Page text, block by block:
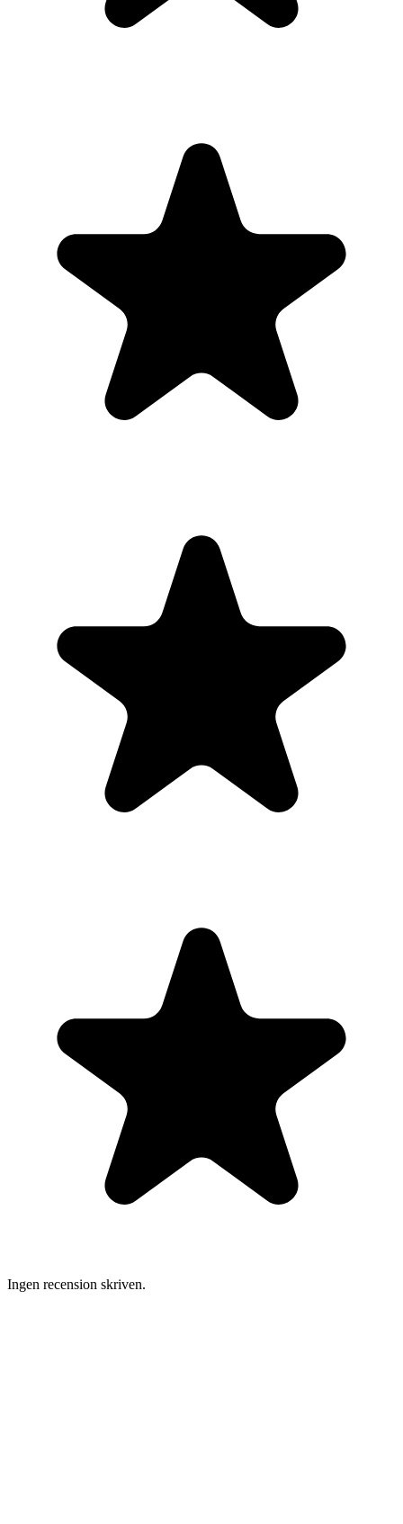
Ingen recension skriven.